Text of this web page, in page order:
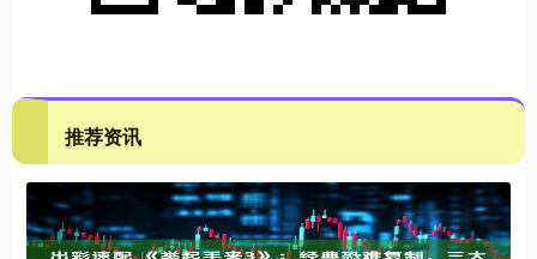
推荐资讯